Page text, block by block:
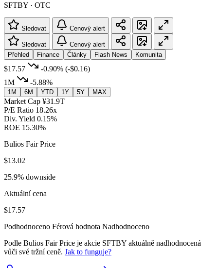
SFTBY · OTC
Sledovat Cenový alert
Sledovat
Cenový alert
Přehled
Finance Články Flash News Komunita
$17.57 -0.90% (-$0.16)
1M
-5.88%
1M 6M YTD 1Y 5Y MAX
Market Cap ¥31.9T
P/E Ratio 18.26x
Div. Yield 0.15%
ROE 15.30%
Bulios Fair Price
$13.02
25.9% downside
Aktuální cena
$17.57
Podhodnoceno Férová hodnota Nadhodnoceno
Podle Bulios Fair Price je akcie SFTBY aktuálně nadhodnocená
vůči své tržní ceně. Jak to funguje?